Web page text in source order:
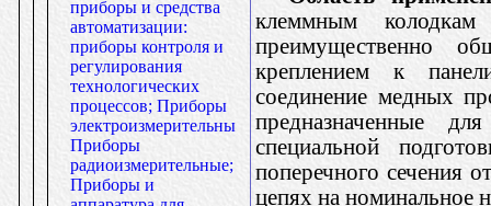
приборы и средства
автоматизации:
приборы контроля и
регулирования
технологических
процессов; Приборы
электроизмерительные;
Приборы
радиоизмерительные;
Приборы и
клеммным
преимущественно
креплением к
соединение медных
предназначенные
специальной
поперечного
цепях на номинальное